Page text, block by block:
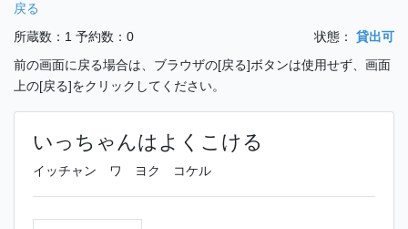
戻る
所蔵数：1 予約数：0 状態：
貸出可
前の画面に戻る場合は、ブラウザの[戻る]ボタンは使用せず、画面
上の[戻る]をクリックしてください。
いっちゃんはよくこける
イッチャン ワ ヨク コケル